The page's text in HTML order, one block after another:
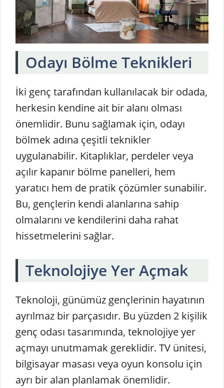
Odayı Bölme Teknikleri
İki genç tarafından kullanılacak bir odada,
herkesin kendine ait bir alanı olması
önemlidir. Bunu sağlamak için, odayı
bölmek adına çeşitli teknikler
uygulanabilir. Kitaplıklar, perdeler veya
açılır kapanır bölme panelleri, hem
yaratıcı hem de pratik çözümler sunabilir.
Bu, gençlerin kendi alanlarına sahip
olmalarını ve kendilerini daha rahat
hissetmelerini sağlar.
Teknolojiye Yer Açmak
Teknoloji, günümüz gençlerinin hayatının
ayrılmaz bir parçasıdır. Bu yüzden 2 kişilik
genç odası tasarımında, teknolojiye yer
açmayı unutmamak gereklidir. TV ünitesi,
bilgisayar masası veya oyun konsolu için
ayrı bir alan planlamak önemlidir.